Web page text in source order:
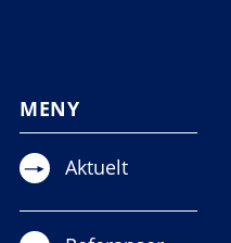
MENY
Aktuelt